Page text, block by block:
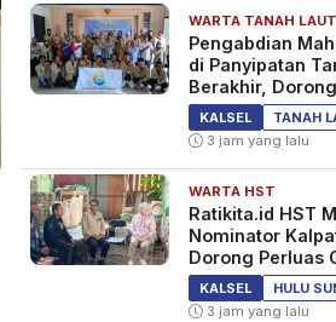
WARTA TANAH LAUT
Pengabdian
di Panyipatan
Berakhir,
Program
KALSEL
TANAH
3 jam yang lalu
WARTA HST
Ratikita.id HST
Nominator
Dorong Perluas
KALSEL
HULU
3 jam yang lalu